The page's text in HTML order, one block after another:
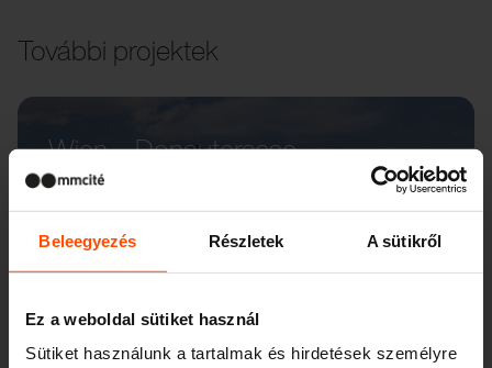
Beleegyezés Részletek A sütikről
Ez a weboldal sütiket használ
Sütiket használunk a tartalmak és hirdetések személyre
További projektek
Wien – Donauterasse